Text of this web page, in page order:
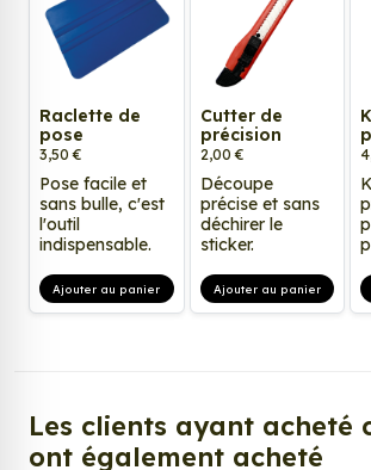
Raclette de
pose
3,50 €
Pose facile et
sans bulle, c'est
l'outil
indispensable.
Ajouter au panier
Cutter de
précision
2,00 €
Découpe
précise et sans
déchirer le
sticker.
Ajouter au panier
Les clients ayant acheté
ont également acheté